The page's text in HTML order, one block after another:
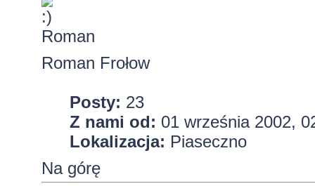
Roman
Roman Frołow
Posty: 23
Z nami od: 01 września 2002,
Lokalizacja: Piaseczno
Na górę